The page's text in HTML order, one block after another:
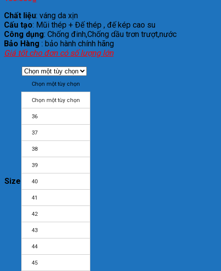
Chất liệu: váng da xịn
Cấu tạo: Mũi thép + Đế thép , đế kép cao su
Công dụng: Chống đinh,Chống dầu trơn trượt,nước
Bảo Hàng : bảo hành chính hãng
Giá tốt cho đơn có số lượng lớn
Size
Chọn một tùy chọn
Chọn một tùy chọn
36
37
38
39
40
41
42
43
44
45